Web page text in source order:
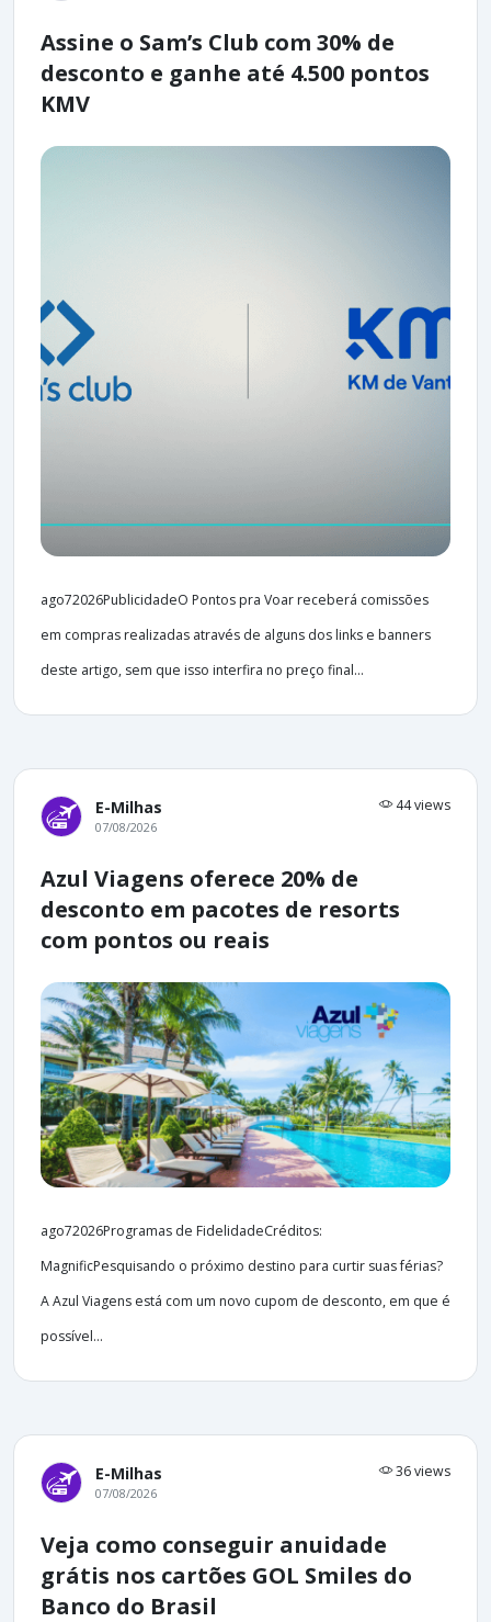
Assine o Sam’s Club com 30% de
desconto e ganhe até 4.500 pontos
KMV
ago72026PublicidadeO Pontos pra Voar receberá comissões
em compras realizadas através de alguns dos links e banners
deste artigo, sem que isso interfira no preço final...
E-Milhas 44 views
07/08/2026
Azul Viagens oferece 20% de
desconto em pacotes de resorts
com pontos ou reais
ago72026Programas de FidelidadeCréditos:
MagnificPesquisando o próximo destino para curtir suas férias?
A Azul Viagens está com um novo cupom de desconto, em que é
possível...
E-Milhas 36 views
07/08/2026
Veja como conseguir anuidade
grátis nos cartões GOL Smiles do
Banco do Brasil